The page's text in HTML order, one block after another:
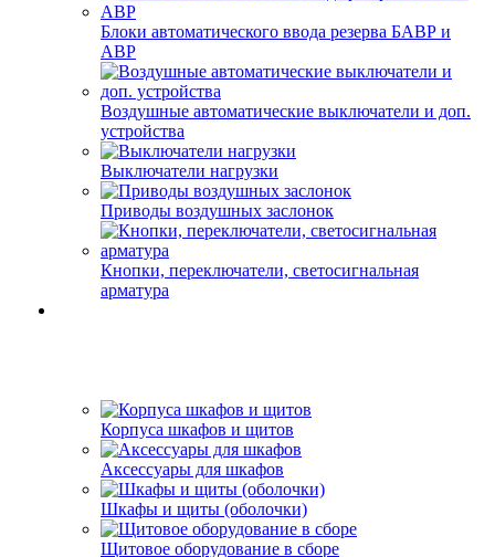
Блоки автоматического ввода резерва БАВР и
АВР
Воздушные автоматические выключатели и доп.
устройства
Выключатели нагрузки
Приводы воздушных заслонок
Кнопки, переключатели, светосигнальная
арматура
Корпуса шкафов и щитов
Аксессуары для шкафов
Шкафы и щиты (оболочки)
Щитовое оборудование в сборе